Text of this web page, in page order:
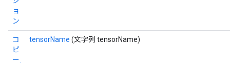
ョ
ン
コ
ピ
ー.
tensorName (文字列 tensorName)